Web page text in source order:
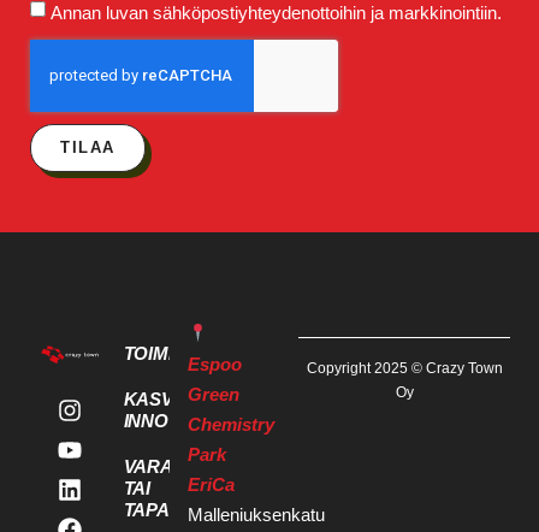
Annan luvan sähköpostiyhteydenottoihin ja markkinointiin.
TILAA
TOIMITILAT
KASVU- JA
INNOVAATIOPALVELUT
VARAA KOKOUS
TAI
TAPAHTUMATILA
Espoo
Green
Chemistry
Park
EriCa
Malleniuksenkatu
Copyright 2025 © Crazy Town
Oy